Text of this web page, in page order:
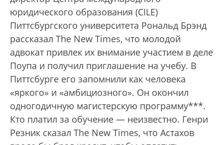
юридического образования (CILE)
Питтсбургского университета Рональд Брэнд
рассказал The New Times, что молодой
адвокат привлек их внимание участием в деле
Поупа и получил приглашение на учебу. В
Питтсбурге его запомнили как человека
«яркого» и «амбициозного». Он окончил
одногодичную магистерскую программу***.
Кто платил за обучение — неизвестно. Генри
Резник сказал The New Times, что Астахов